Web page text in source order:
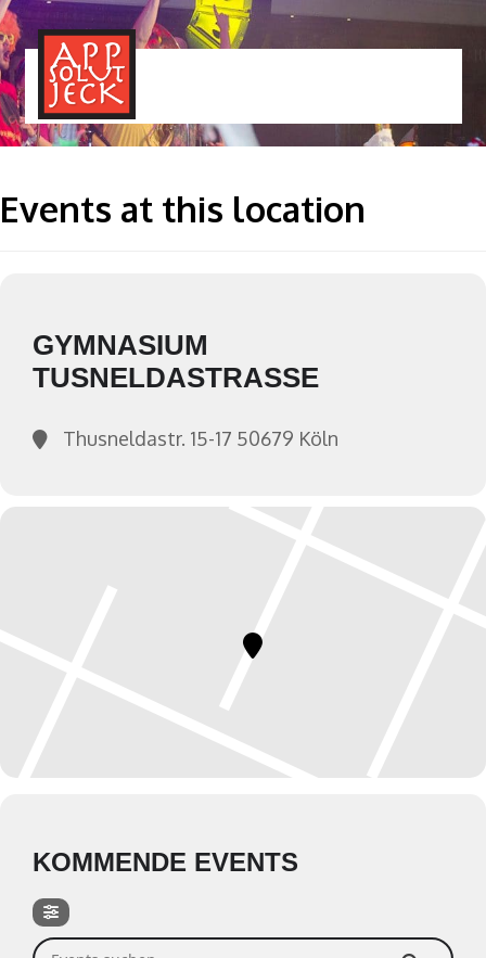
Events at this location
GYMNASIUM
TUSNELDASTRASSE
Thusneldastr. 15-17 50679 Köln
KOMMENDE EVENTS
Events suchen